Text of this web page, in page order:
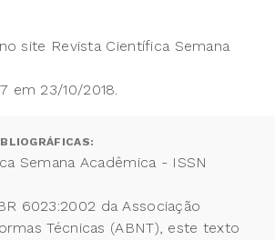
site Revista Científica Semana
em 23/10/2018.
Semana Acadêmica - ISSN
6023:2002 da Associação
Técnicas (ABNT), este texto